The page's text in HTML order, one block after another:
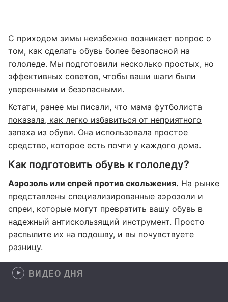
С приходом зимы неизбежно возникает вопрос о
том, как сделать обувь более безопасной на
гололеде. Мы подготовили несколько простых, но
эффективных советов, чтобы ваши шаги были
уверенными и безопасными.
Кстати, ранее мы писали, что мама футболиста
показала, как легко избавиться от неприятного
запаха из обуви. Она использовала простое
средство, которое есть почти у каждого дома.
Как подготовить обувь к гололеду?
Аэрозоль или спрей против скольжения. На рынке
представлены специализированные аэрозоли и
спреи, которые могут превратить вашу обувь в
надежный антискользящий инструмент. Просто
распылите их на подошву, и вы почувствуете
разницу.
ВИДЕО ДНЯ